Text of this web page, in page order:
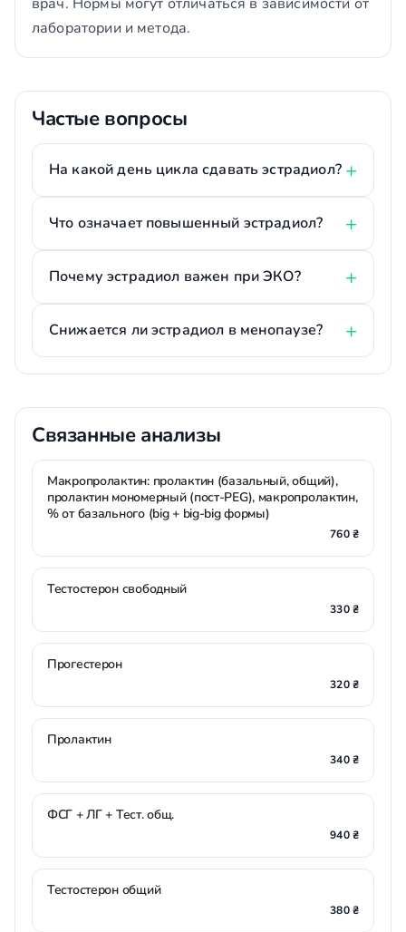
лаборатории и метода.
Частые вопросы
На какой день цикла сдавать эстрадиол?
Что означает повышенный эстрадиол?
Почему эстрадиол важен при ЭКО?
Снижается ли эстрадиол в менопаузе?
Связанные анализы
Макропролактин: пролактин (базальный, общий),
пролактин мономерный (пост-PEG), макропролактин,
% от базального (big + big-big формы)
760 ₴
Тестостерон свободный
330 ₴
Прогестерон
320 ₴
Пролактин
340 ₴
ФСГ + ЛГ + Тест. общ.
940 ₴
Тестостерон общий
380 ₴